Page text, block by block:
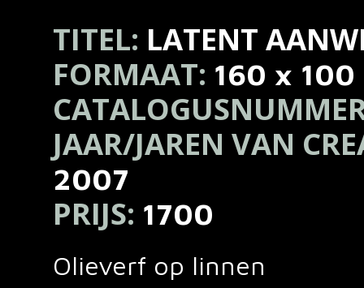
TITEL: LATENT
FORMAAT: 160 x 100
JAAR/JAREN VAN
2007
PRIJS: 1700
Olieverf op linnen